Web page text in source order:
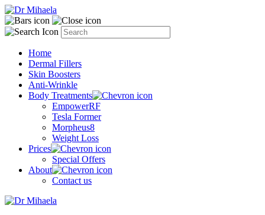
Home
Dermal Fillers
Skin Boosters
Anti-Wrinkle
Body Treatments
EmpowerRF
Tesla Former
Morpheus8
Weight Loss
Prices
Special Offers
About
Contact us